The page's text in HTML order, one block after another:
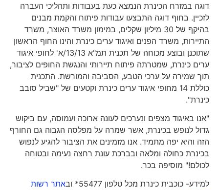
דוגה במזרח הכינרת הנמצא כעת בעבודות ותהליכי העברה
לזכיין. בחוף דוגה התבצעו עבודות פיתוח והקמת מבנים
בהיקף של 30 מיליון שקלים, במימון משרד האוצר, משרד
התיירות, משרד הפנים ואיגוד ערים כינרת והינו החוף הראשון
שתוכנן ובוצע מכוחה של תכנית תמ"א 13/13/א' לחופי איגוד
ערים כינרת, שמטרתה פיתוח תיירותי והנגשת החופים לציבור,
תוך שמירה על ערכי הטבע, הסביבה והמורשת. התכנית
כוללת 14 מחופי איגוד ערים כינרת וקטעים של "שביל סובב
כינרת".
"אנו באיגוד מצפים ונערכים לעונה ארוכה ועמוסה, עם ביקוש
גדול לנופש בכינרת, אשר שמרה על מפלסה הגבוה גם החורף
הזה והיא יפה מתמיד. אנו מזמינים את הציבור להגיע לנפוש
בכינרת כחולה ומלאה ובברכת עונת רחצה נעימה ובטוחה
לכולם!" מוסיפה בכר.
למידע- כוכבית כינרת מכל טלפון 55477* וב
אתר רשות